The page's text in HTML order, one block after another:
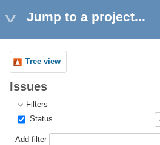
Jump to a project...
Tree view
Issues
Filters
Status
Add filter